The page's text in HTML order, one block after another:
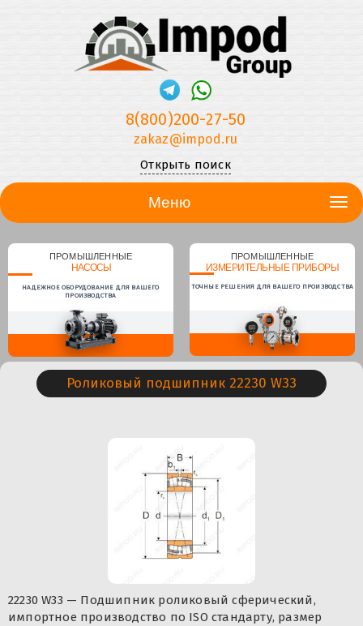
8(800)200-27-50
zakaz@impod.ru
Открыть поиск
Меню
ПРОМЫШЛЕННЫЕ
НАСОСЫ
НАДЕЖНОЕ ОБОРУДОВАНИЕ ДЛЯ ВАШЕГО
ПРОИЗВОДСТВА
ПРОМЫШЛЕННЫЕ
ИЗМЕРИТЕЛЬНЫЕ ПРИБОРЫ
ТОЧНЫЕ РЕШЕНИЯ ДЛЯ ВАШЕГО ПРОИЗВОДСТВА
Роликовый подшипник 22230 W33
22230 W33 — Подшипник роликовый сферический,
импортное производство по ISO стандарту, размер